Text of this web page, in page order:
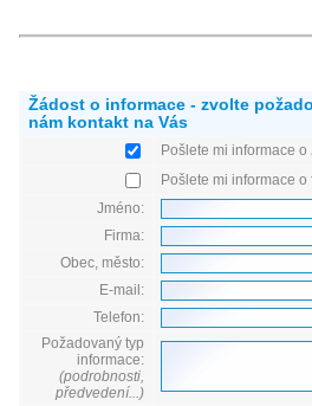
Žádost o informace - zvolte
nám kontakt na Vás
Pošlete mi informace o
Pošlete mi informace
Jméno:
Firma:
Obec, město:
E-mail:
Telefon:
Požadovaný typ
informace:
(podrobnosti,
předvedení...)